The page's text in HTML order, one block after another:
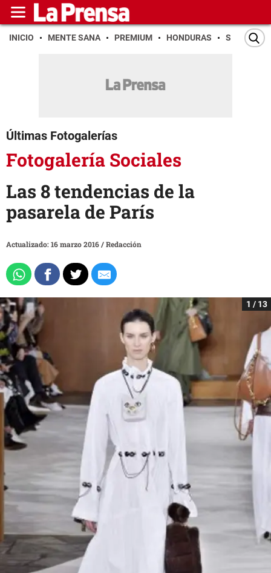
INICIO MENTE SANA PREMIUM HONDURAS SAN PEDRO
Últimas Fotogalerías
Fotogalería Sociales
Las 8 tendencias de la
pasarela de París
Actualizado: 16 marzo 2016/Redacción
1 / 13